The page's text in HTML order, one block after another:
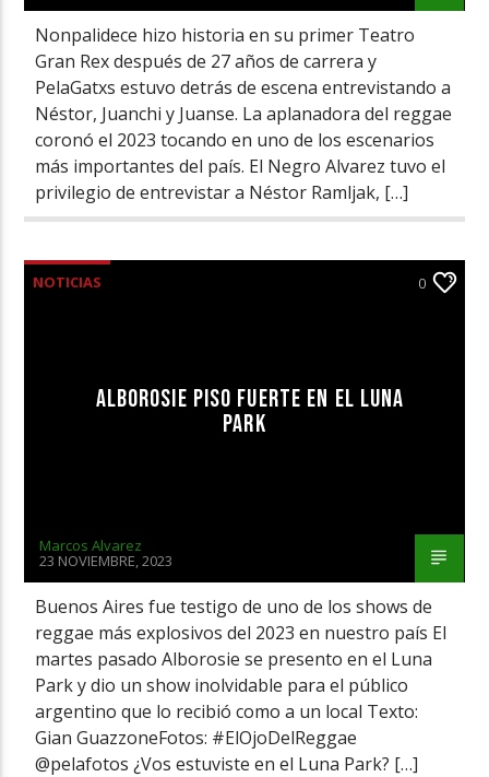
Nonpalidece hizo historia en su primer Teatro
Gran Rex después de 27 años de carrera y
PelaGatxs estuvo detrás de escena entrevistando a
Néstor, Juanchi y Juanse. La aplanadora del reggae
coronó el 2023 tocando en uno de los escenarios
más importantes del país. El Negro Alvarez tuvo el
privilegio de entrevistar a Néstor Ramljak, […]
NOTICIAS 0
ALBOROSIE PISO FUERTE EN EL LUNA
PARK
Marcos Alvarez
23 NOVIEMBRE, 2023
Buenos Aires fue testigo de uno de los shows de
reggae más explosivos del 2023 en nuestro país El
martes pasado Alborosie se presento en el Luna
Park y dio un show inolvidable para el público
argentino que lo recibió como a un local Texto:
Gian GuazzoneFotos: #ElOjoDelReggae
@pelafotos ¿Vos estuviste en el Luna Park? […]